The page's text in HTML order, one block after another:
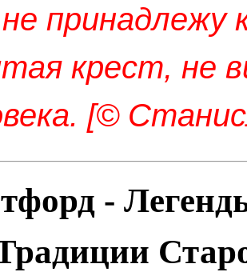
принадлежу
крест, не
[©
-